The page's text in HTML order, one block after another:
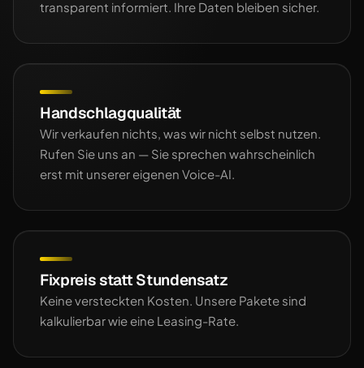
transparent informiert. Ihre Daten bleiben sicher.
Handschlagqualität
Wir verkaufen nichts, was wir nicht selbst nutzen.
Rufen Sie uns an — Sie sprechen wahrscheinlich
erst mit unserer eigenen Voice-AI.
Fixpreis statt Stundensatz
Keine versteckten Kosten. Unsere Pakete sind
kalkulierbar wie eine Leasing-Rate.